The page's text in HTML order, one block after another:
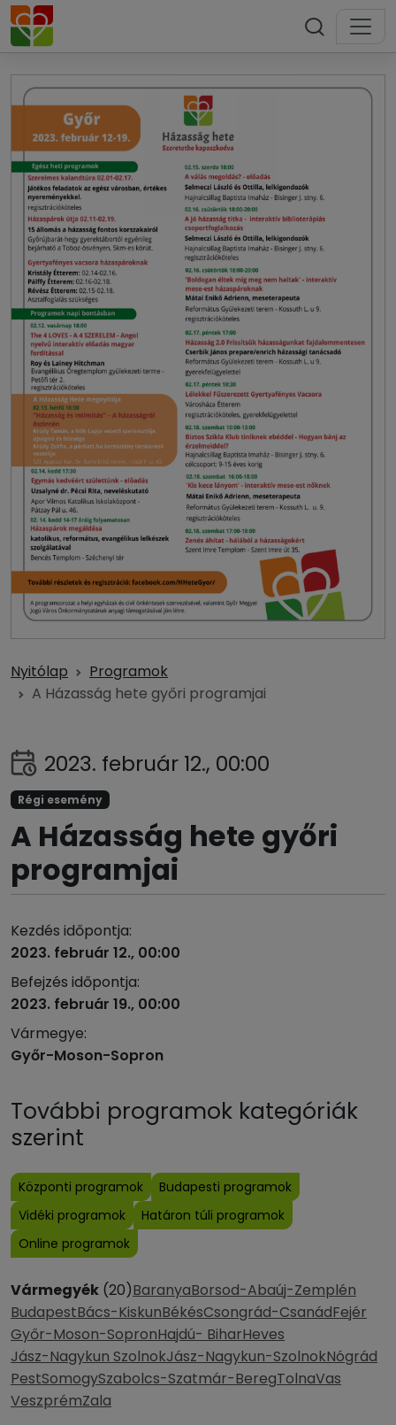
Nyitólap
Programok
A Házasság hete győri programjai
2023. február 12., 00:00
Régi esemény
A Házasság hete győri
programjai
Kezdés időpontja:
2023. február 12., 00:00
Befejzés időpontja:
2023. február 19., 00:00
Vármegye:
Győr-Moson-Sopron
További programok kategóriák
szerint
Központi programok
Budapesti programok
Vidéki programok
Határon túli programok
Online programok
Vármegyék (20)BaranyaBorsod-Abaúj-Zemplén
BudapestBács-KiskunBékésCsongrád-CsanádFejér
Győr-Moson-SopronHajdú- BiharHeves
Jász-Nagykun SzolnokJász-Nagykun-SzolnokNógrád
PestSomogySzabolcs-Szatmár-BeregTolnaVas
VeszprémZala